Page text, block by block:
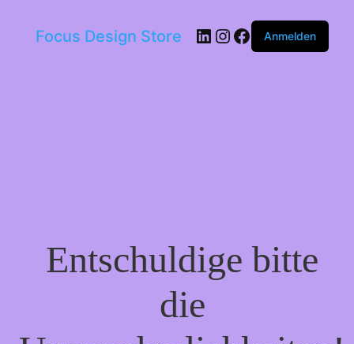
Focus Design Store LinkedIn
Instagram
Facebook
Anmelden
Entschuldige bitte
die